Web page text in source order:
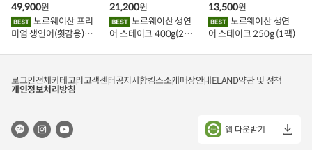
에
담
기
노르웨이산 프리
미엄 생연어(횟감용)
49,900원
에
담
기
노르웨이산 생연
어 스테이크 400g(2조
21,200원
에
담
기
어 스테이크 250g (1팩)
13,500원
로그인전체카테고리고객센터공지사항킴스소개매장안내ELAND약관 및 정책
개인정보처리방침
앱 다운받기